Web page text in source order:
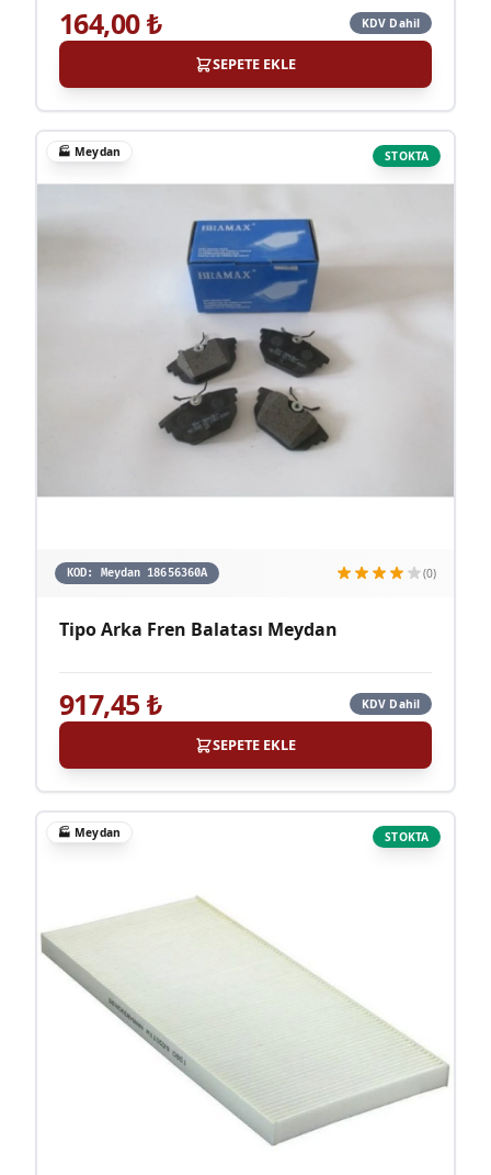
164,00₺ KDV Dahil
SEPETE EKLE
STOKTA
🏭 Meydan
KOD: Meydan 18656360A (0)
Tipo Arka Fren Balatası Meydan
917,45₺ KDV Dahil
SEPETE EKLE
STOKTA
🏭 Meydan